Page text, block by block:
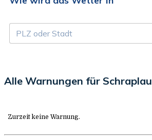
Alle Warnungen für Schraplau
Zurzeit keine Warnung.